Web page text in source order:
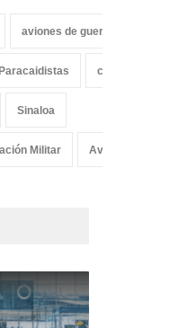
aviones de guerra de
c295
Sinaloa
Militar Aviación